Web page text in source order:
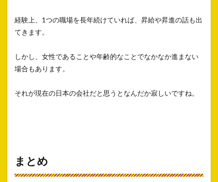
経験上、1つの職場を長年続けていれば、昇給や昇進の話も出
てきます。
しかし、女性であることや年齢的なことでなかなか進まない
場合もあります。
それが現在の日本の会社だと思うとなんだか寂しいですね。
まとめ